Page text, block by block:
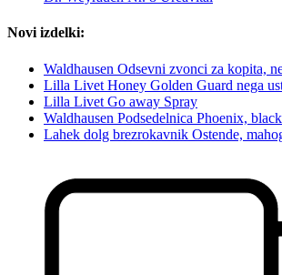
Novi izdelki:
Waldhausen Odsevni zvonci za kopita,
Lilla Livet Honey Golden Guard nega
Lilla Livet Go away Spray
Waldhausen Podsedelnica Phoenix, black
Lahek dolg brezrokavnik Ostende,